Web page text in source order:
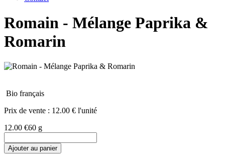
Romain - Mélange Paprika &
Romarin
Bio français
Prix de vente : 12.00 € l'unité
12.00 €60 g
Ajouter au panier